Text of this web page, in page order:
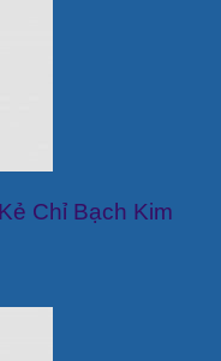
Chỉ Bạch Kim